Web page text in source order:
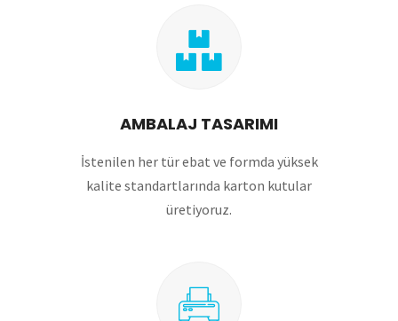
AMBALAJ TASARIMI
İstenilen her tür ebat ve formda yüksek
kalite standartlarında karton kutular
üretiyoruz.